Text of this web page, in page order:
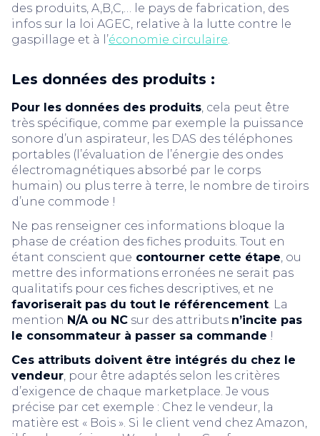
des produits, A,B,C,… le pays de fabrication, des
infos sur la loi AGEC, relative à la lutte contre le
gaspillage et à l’économie circulaire.
Les données des produits :
Pour les données des produits, cela peut être
très spécifique, comme par exemple la puissance
sonore d’un aspirateur, les DAS des téléphones
portables (l’évaluation de l’énergie des ondes
électromagnétiques absorbé par le corps
humain) ou plus terre à terre, le nombre de tiroirs
d’une commode !
Ne pas renseigner ces informations bloque la
phase de création des fiches produits. Tout en
étant conscient que contourner cette étape, ou
mettre des informations erronées ne serait pas
qualitatifs pour ces fiches descriptives, et ne
favoriserait pas du tout le référencement. La
mention N/A ou NC sur des attributs n’incite pas
le consommateur à passer sa commande !
Ces attributs doivent être intégrés du chez le
vendeur, pour être adaptés selon les critères
d’exigence de chaque marketplace. Je vous
précise par cet exemple : Chez le vendeur, la
matière est « Bois ». Si le client vend chez Amazon,